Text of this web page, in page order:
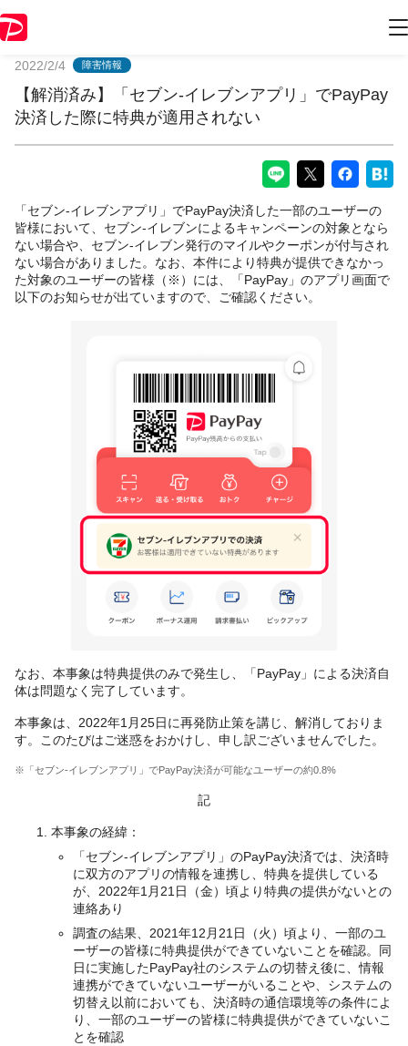
2022/2/4 障害情報
【解消済み】「セブン‐イレブンアプリ」でPayPay
決済した際に特典が適用されない
「セブン‐イレブンアプリ」でPayPay決済した一部のユーザーの
皆様において、セブン‐イレブンによるキャンペーンの対象となら
ない場合や、セブン‐イレブン発行のマイルやクーポンが付与され
ない場合がありました。なお、本件により特典が提供できなかっ
た対象のユーザーの皆様（※）には、「PayPay」のアプリ画面で
以下のお知らせが出ていますので、ご確認ください。
なお、本事象は特典提供のみで発生し、「PayPay」による決済自
体は問題なく完了しています。
本事象は、2022年1月25日に再発防止策を講じ、解消しておりま
す。このたびはご迷惑をおかけし、申し訳ございませんでした。
※「セブン‐イレブンアプリ」でPayPay決済が可能なユーザーの約0.8%
記
本事象の経緯：
「セブン‐イレブンアプリ」のPayPay決済では、決済時
に双方のアプリの情報を連携し、特典を提供している
が、2022年1月21日（金）頃より特典の提供がないとの
連絡あり
調査の結果、2021年12月21日（火）頃より、一部のユ
ーザーの皆様に特典提供ができていないことを確認。同
日に実施したPayPay社のシステムの切替え後に、情報
連携ができていないユーザーがいることや、システムの
切替え以前においても、決済時の通信環境等の条件によ
り、一部のユーザーの皆様に特典提供ができていないこ
とを確認